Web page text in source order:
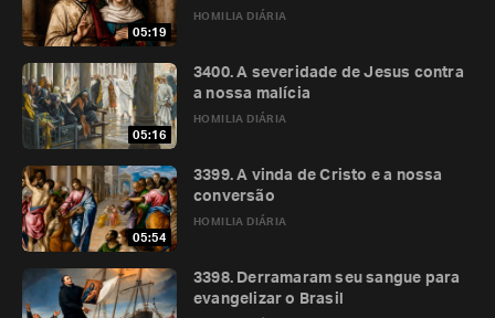
05:19
HOMILIA DIÁRIA
05:16
HOMILIA DIÁRIA
3400. A severidade de Jesus contra
a nossa malícia
05:54
HOMILIA DIÁRIA
3399. A vinda de Cristo e a nossa
conversão
3398. Derramaram seu sangue para
evangelizar o Brasil